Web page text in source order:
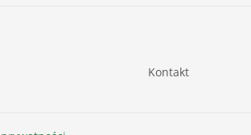
Kontakt